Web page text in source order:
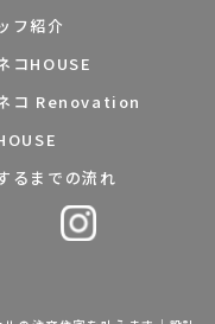
フ紹介
コHOUSE
コ Renovation
るまでの流れ